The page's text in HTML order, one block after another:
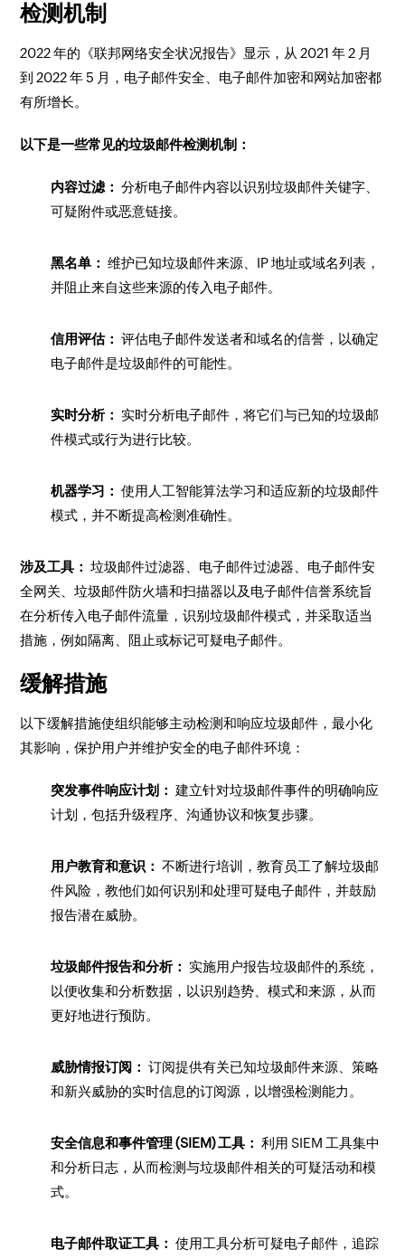
检测机制
2022 年的《联邦网络安全状况报告》显示，从 2021 年 2 月
到 2022 年 5 月，电子邮件安全、电子邮件加密和网站加密都
有所增长。
以下是一些常见的垃圾邮件检测机制：
内容过滤： 分析电子邮件内容以识别垃圾邮件关键字、
可疑附件或恶意链接。
黑名单：维护已知垃圾邮件来源、IP 地址或域名列表，
并阻止来自这些来源的传入电子邮件。
信用评估： 评估电子邮件发送者和域名的信誉，以确定
电子邮件是垃圾邮件的可能性。
实时分析： 实时分析电子邮件，将它们与已知的垃圾邮
件模式或行为进行比较。
机器学习： 使用人工智能算法学习和适应新的垃圾邮件
模式，并不断提高检测准确性。
涉及工具： 垃圾邮件过滤器、电子邮件过滤器、电子邮件安
全网关、垃圾邮件防火墙和扫描器以及电子邮件信誉系统旨
在分析传入电子邮件流量，识别垃圾邮件模式，并采取适当
措施，例如隔离、阻止或标记可疑电子邮件。
缓解措施
以下缓解措施使组织能够主动检测和响应垃圾邮件，最小化
其影响，保护用户并维护安全的电子邮件环境：
突发事件响应计划： 建立针对垃圾邮件事件的明确响应
计划，包括升级程序、沟通协议和恢复步骤。
用户教育和意识： 不断进行培训，教育员工了解垃圾邮
件风险，教他们如何识别和处理可疑电子邮件，并鼓励
报告潜在威胁。
垃圾邮件报告和分析： 实施用户报告垃圾邮件的系统，
以便收集和分析数据，以识别趋势、模式和来源，从而
更好地进行预防。
威胁情报订阅： 订阅提供有关已知垃圾邮件来源、策略
和新兴威胁的实时信息的订阅源，以增强检测能力。
安全信息和事件管理 (SIEM) 工具： 利用 SIEM 工具集中
和分析日志，从而检测与垃圾邮件相关的可疑活动和模
式。
电子邮件取证工具：使用工具分析可疑电子邮件，追踪